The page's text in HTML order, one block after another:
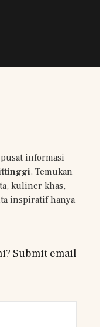
informasi
. Temukan
kuliner khas,
inspiratif hanya
Submit email